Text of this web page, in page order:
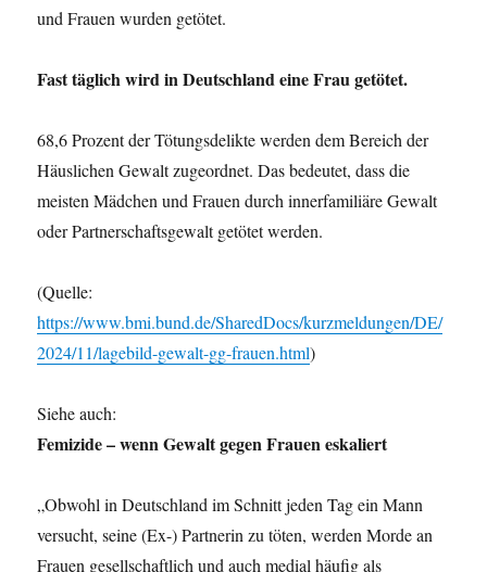
und Frauen wurden getötet.
Fast täglich wird in Deutschland eine Frau getötet.
68,6 Prozent der Tötungsdelikte werden dem Bereich der
Häuslichen Gewalt zugeordnet. Das bedeutet, dass die
meisten Mädchen und Frauen durch innerfamiliäre Gewalt
oder Partnerschaftsgewalt getötet werden.
(Quelle:
https://www.bmi.bund.de/SharedDocs/kurzmeldungen/DE/
2024/11/lagebild-gewalt-gg-frauen.html)
Siehe auch:
Femizide – wenn Gewalt gegen Frauen eskaliert
„Obwohl in Deutschland im Schnitt jeden Tag ein Mann
versucht, seine (Ex-) Partnerin zu töten, werden Morde an
Frauen gesellschaftlich und auch medial häufig als